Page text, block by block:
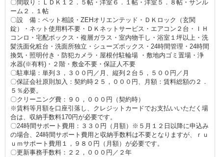
〇間取り：ＬＤＫ１２．５帖・洋室６．１帖・洋室５．８帖・サンル
ーム２．１帖
〇設 備：ペット相談・ZEHオリエンテッド・ＤＫロック（玄関
錠）・ネット使用料不要・ＤＫネットサービス・エアコン２台・ＩＨ
コンロ・宅配ボックス・複層ガラス・室内物干し・浴室１坪以上・洗
髪洗面化粧台・洗面所独立・シューズボックス・24時間管理・24時間
換気・照明付き・防犯カメラ・屋根付駐輪場 ・敷地内ゴミ置場・浄
水器(※有料)・２階・敷金不要・保証人不要
〇駐車場：単列３，３００円／月、縦列２台５，５００円／月
〇保証会社原則加入：契約時２５，０００円、月額：賃料総額の２．
５％必要。
〇クリーニング費：９０，０００円（契約時）
※賃料等月額を口座引落し、クレジットカードでお支払いいただく場
合は、収納手数料170円が必要です。
〇24時間サポート費用：３３０円（月額）※５月１２日以降に申込み
の場合、24時間サポート費用と収納手数料は不要となりますが、ｒｕ
ｕｍサポート費用１，９８０円（月額）が必要です。
〇更新事務手数料：２２，０００円／２年